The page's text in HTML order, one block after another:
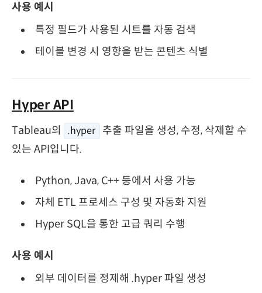
사용 예시
특정 필드가 사용된 시트를 자동 검색
테이블 변경 시 영향을 받는 콘텐츠 식별
Hyper API
Tableau의 .hyper 추출 파일을 생성, 수정, 삭제할 수
있는 API입니다.
Python, Java, C++ 등에서 사용 가능
자체 ETL 프로세스 구성 및 자동화 지원
Hyper SQL을 통한 고급 쿼리 수행
사용 예시
외부 데이터를 정제해 .hyper 파일 생성